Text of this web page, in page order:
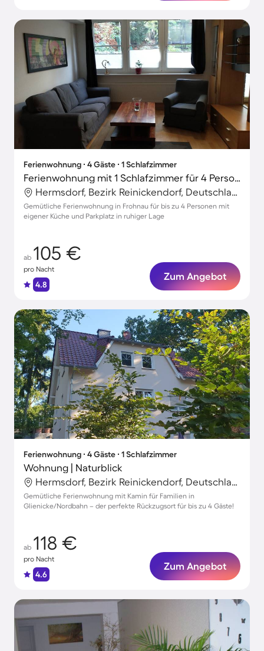
Ferienwohnung ∙ 4 Gäste ∙ 1 Schlafzimmer
Ferienwohnung mit 1 Schlafzimmer für 4 Personen
Hermsdorf, Bezirk Reinickendorf, Deutschland
Gemütliche Ferienwohnung in Frohnau für bis zu 4 Personen mit
eigener Küche und Parkplatz in ruhiger Lage
ab 105 €
pro Nacht
4.8
Zum Angebot
Ferienwohnung ∙ 4 Gäste ∙ 1 Schlafzimmer
Wohnung | Naturblick
Hermsdorf, Bezirk Reinickendorf, Deutschland
Gemütliche Ferienwohnung mit Kamin für Familien in
Glienicke/Nordbahn – der perfekte Rückzugsort für bis zu 4 Gäste!
ab 118 €
pro Nacht
4.6
Zum Angebot